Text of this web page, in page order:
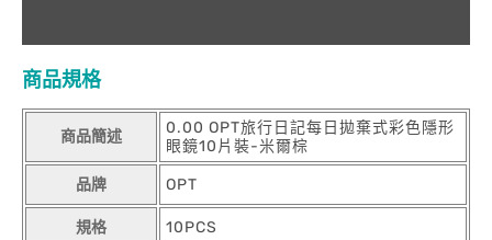
商品規格
商品簡述
0.00 OPT旅行日記每日拋棄式彩色隱形
眼鏡10片裝-米爾棕
品牌 OPT
規格 10PCS